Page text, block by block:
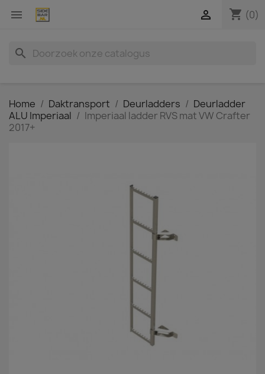
 shopping_cart (0)

search
Home Daktransport Deurladders
Deurladder
ALU Imperiaal
Imperiaal ladder RVS mat VW Crafter
2017+